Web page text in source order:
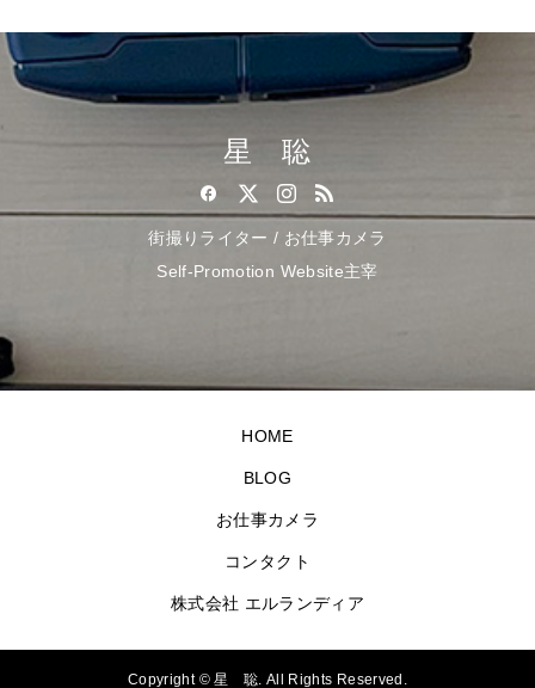
星 聡
街撮りライター / お仕事カメラ
Self-Promotion Website主宰
HOME
BLOG
お仕事カメラ
コンタクト
株式会社 エルランディア
Copyright ©星 聡. All Rights Reserved.